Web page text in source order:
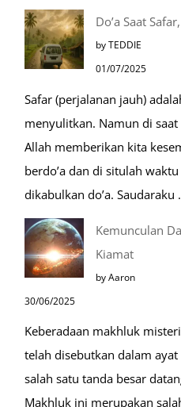
Tempat-
Tempat
Mustajab
Berdoa
Saat
Umroh
Do’a Saat
by TEDDIE
01/07/2025
Safar (perjalanan jauh)
menyulitkan. Namun di
Allah memberikan kita
berdo’a dan di situlah
dikabulkan do’a.
Kemunculan
Kiamat
by Aaron
30/06/2025
Keberadaan makhluk
telah disebutkan dalam ayat
salah satu tanda besar
Makhluk ini merupakan